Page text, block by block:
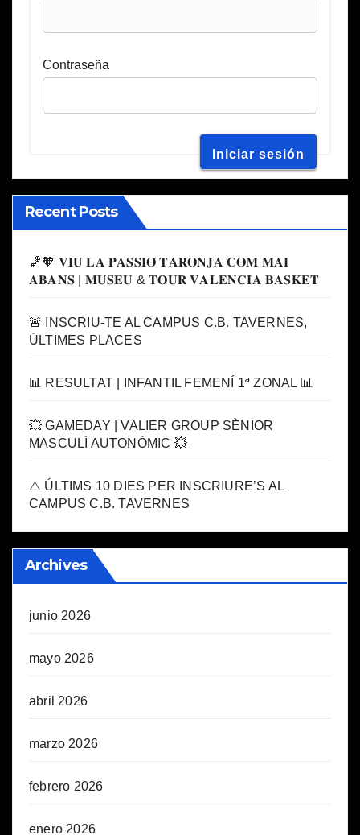
Contraseña
Recent Posts
🏀🧡 𝐕𝐈𝐔 𝐋𝐀 𝐏𝐀𝐒𝐒𝐈𝐎́ 𝐓𝐀𝐑𝐎𝐍𝐉𝐀 𝐂𝐎𝐌 𝐌𝐀𝐈
𝐀𝐁𝐀𝐍𝐒 | 𝐌𝐔𝐒𝐄𝐔 & 𝐓𝐎𝐔𝐑 𝐕𝐀𝐋𝐄𝐍𝐂𝐈𝐀 𝐁𝐀𝐒𝐊𝐄𝐓
🚨 INSCRIU-TE AL CAMPUS C.B. TAVERNES,
ÚLTIMES PLACES
📊 RESULTAT | INFANTIL FEMENÍ 1ª ZONAL 📊
💥 GAMEDAY | VALIER GROUP SÈNIOR
MASCULÍ AUTONÒMIC 💥
⚠️ ÚLTIMS 10 DIES PER INSCRIURE’S AL
CAMPUS C.B. TAVERNES
Archives
junio 2026
mayo 2026
abril 2026
marzo 2026
febrero 2026
enero 2026